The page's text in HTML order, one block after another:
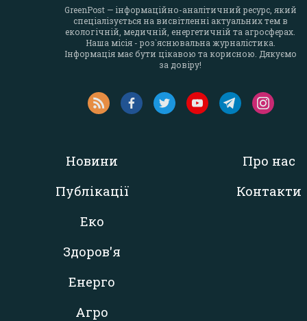
GreenPost — інформаційно-аналітичний ресурс, який
спеціалізується на висвітленні актуальних тем в
екологічній, медичній, енергетичній та агросферах.
Наша місія - роз`яснювальна журналістика.
Інформація має бути цікавою та корисною. Дякуємо
за довіру!
Новини
Публікації
Еко
Здоров'я
Енерго
Агро
Про нас
Контакти